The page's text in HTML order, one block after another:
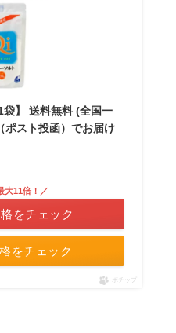
】 送料無料 (全国一
ポスト投函）でお届け
をチェック
大11倍！／
をチェック
ポチップ